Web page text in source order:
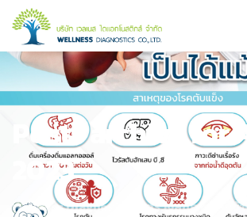
Posts archive for
2023
Wellness Diagnostics | ตรวจสุขภาพใกล้บ้